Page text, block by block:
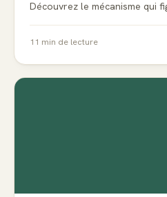
Découvrez le mécanisme qui
11 min de lecture